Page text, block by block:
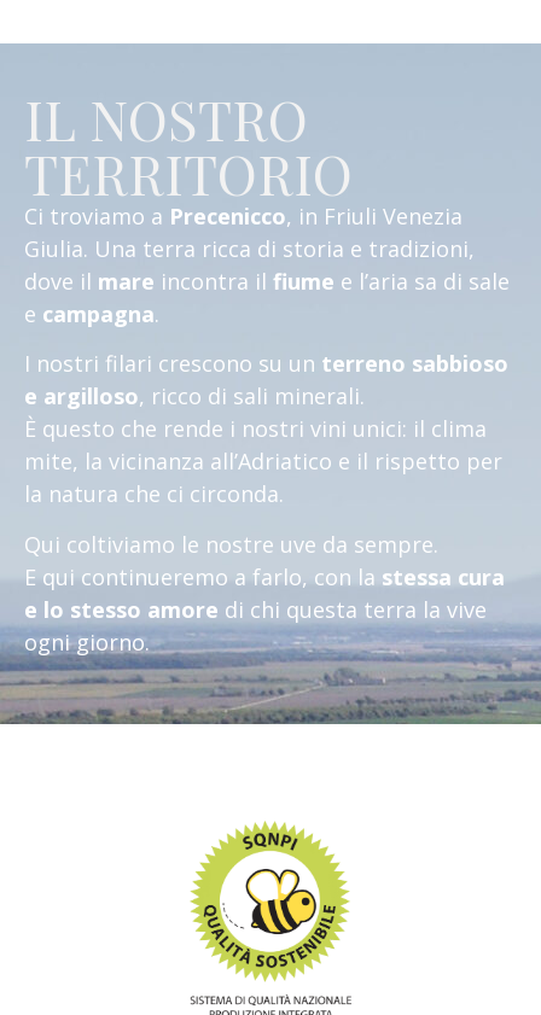
IL NOSTRO
TERRITORIO
Ci troviamo a Precenicco, in Friuli Venezia
Giulia. Una terra ricca di storia e tradizioni,
dove il mare incontra il fiume e l’aria sa di sale
e campagna.
I nostri filari crescono su un terreno sabbioso
e argilloso, ricco di sali minerali.
È questo che rende i nostri vini unici: il clima
mite, la vicinanza all’Adriatico e il rispetto per
la natura che ci circonda.
Qui coltiviamo le nostre uve da sempre.
E qui continueremo a farlo, con la stessa cura
e lo stesso amore di chi questa terra la vive
ogni giorno.